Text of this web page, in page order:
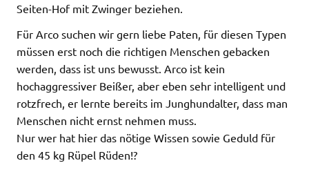
Seiten-Hof mit Zwinger beziehen.
Für Arco suchen wir gern liebe Paten, für diesen Typen
müssen erst noch die richtigen Menschen gebacken
werden, dass ist uns bewusst. Arco ist kein
hochaggressiver Beißer, aber eben sehr intelligent und
rotzfrech, er lernte bereits im Junghundalter, dass man
Menschen nicht ernst nehmen muss.
Nur wer hat hier das nötige Wissen sowie Geduld für
den 45 kg Rüpel Rüden!?